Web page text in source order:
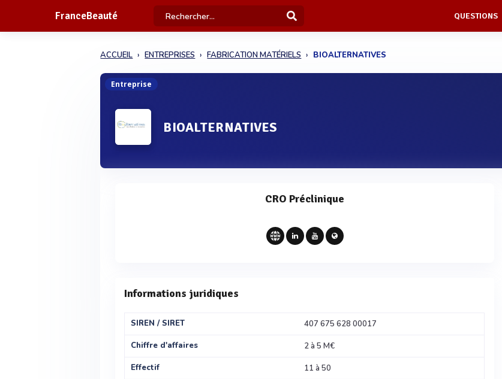
FranceBeauté QUESTIONS
ACCUEIL ENTREPRISES FABRICATION MATÉRIELS BIOALTERNATIVES
Entreprise
BIOALTERNATIVES
CRO Préclinique
Informations juridiques
SIREN / SIRET
407 675 628 00017
Chiffre d'affaires
2 à 5 M€
Effectif
11 à 50